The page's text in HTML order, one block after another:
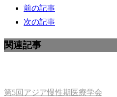
前の記事
次の記事
関連記事
第5回アジア慢性期医療学会